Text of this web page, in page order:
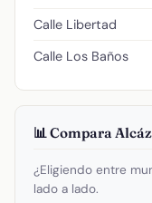
Calle Libertad
Calle Los Baños
📊 Compara
¿Eligiendo entre
lado a lado.